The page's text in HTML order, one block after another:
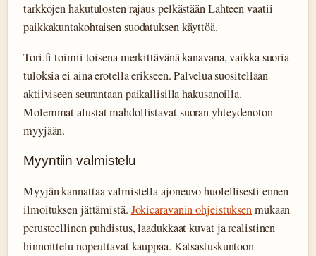
tarkkojen hakutulosten rajaus pelkästään Lahteen vaatii
paikkakuntakohtaisen suodatuksen käyttöä.
Tori.fi toimii toisena merkittävänä kanavana, vaikka suoria
tuloksia ei aina erotella erikseen. Palvelua suositellaan
aktiiviseen seurantaan paikallisilla hakusanoilla.
Molemmat alustat mahdollistavat suoran yhteydenoton
myyjään.
Myyntiin valmistelu
Myyjän kannattaa valmistella ajoneuvo huolellisesti ennen
ilmoituksen jättämistä. Jokicaravanin ohjeistuksenmukaan
perusteellinen puhdistus, laadukkaat kuvat ja realistinen
hinnoittelu nopeuttavat kauppaa. Katsastuskuntoon